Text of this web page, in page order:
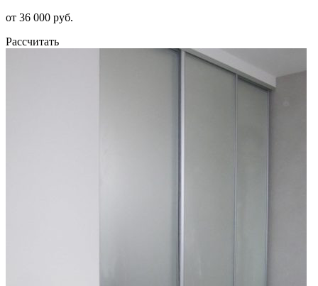
от 36 000 руб.
Рассчитать